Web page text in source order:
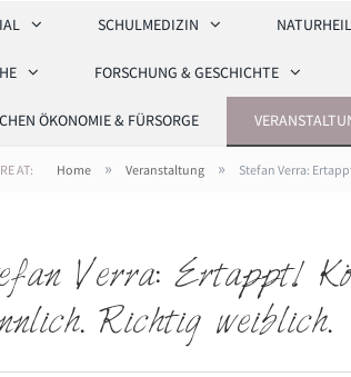
SCHULMEDIZIN
FORSCHUNG & GESCHICHTE
ÖKONOMIE & FÜRSORGE
AT: Home » Veranstaltung » Stefan Verra:
Verra: Ertappt!
Richtig weiblich.